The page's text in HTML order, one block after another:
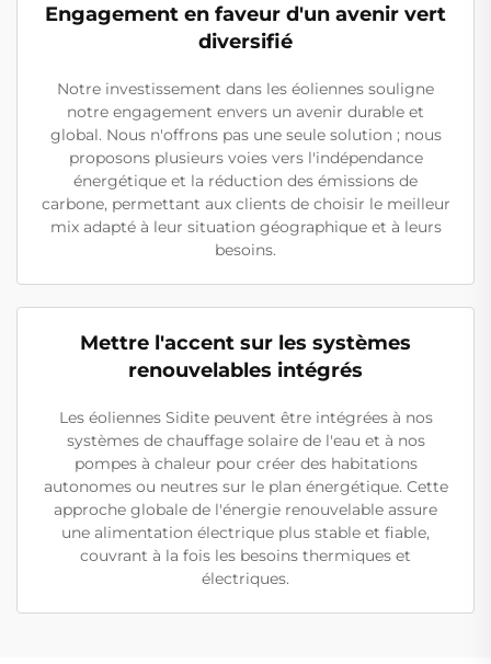
Engagement en faveur d'un avenir vert
diversifié
Notre investissement dans les éoliennes souligne
notre engagement envers un avenir durable et
global. Nous n'offrons pas une seule solution ; nous
proposons plusieurs voies vers l'indépendance
énergétique et la réduction des émissions de
carbone, permettant aux clients de choisir le meilleur
mix adapté à leur situation géographique et à leurs
besoins.
Mettre l'accent sur les systèmes
renouvelables intégrés
Les éoliennes Sidite peuvent être intégrées à nos
systèmes de chauffage solaire de l'eau et à nos
pompes à chaleur pour créer des habitations
autonomes ou neutres sur le plan énergétique. Cette
approche globale de l'énergie renouvelable assure
une alimentation électrique plus stable et fiable,
couvrant à la fois les besoins thermiques et
électriques.